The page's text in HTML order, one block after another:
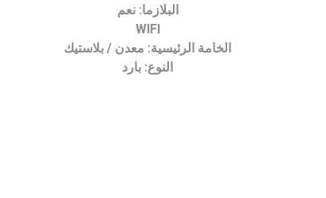
البلازما: نعم
WIFI
الخامة الرئيسية: معدن / بلاستيك
النوع: بارد